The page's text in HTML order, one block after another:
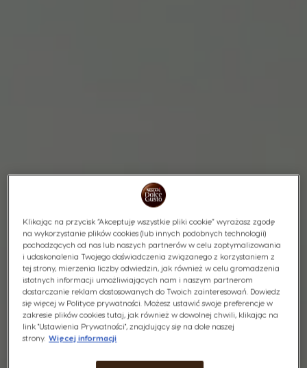
Klikając na przycisk “Akceptuję wszystkie pliki cookie” wyrażasz zgodę
na wykorzystanie plików cookies (lub innych podobnych technologii)
pochodzących od nas lub naszych partnerów w celu zoptymalizowania
i udoskonalenia Twojego doświadczenia związanego z korzystaniem z
tej strony, mierzenia liczby odwiedzin, jak również w celu gromadzenia
istotnych informacji umożliwiających nam i naszym partnerom
dostarczanie reklam dostosowanych do Twoich zainteresowań. Dowiedz
się więcej w Polityce prywatności. Możesz ustawić swoje preferencje w
zakresie plików cookies tutaj, jak również w dowolnej chwili, klikając na
link "Ustawienia Prywatności", znajdujący się na dole naszej
strony. Więcej informacji